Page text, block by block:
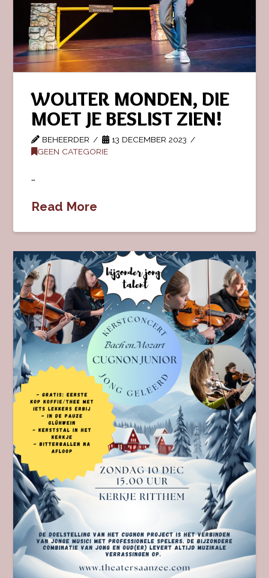
WOUTER MONDEN, DIE
MOET JE BESLIST ZIEN!
BEHEERDER
13 DECEMBER 2023
GEEN CATEGORIE
…
Read More